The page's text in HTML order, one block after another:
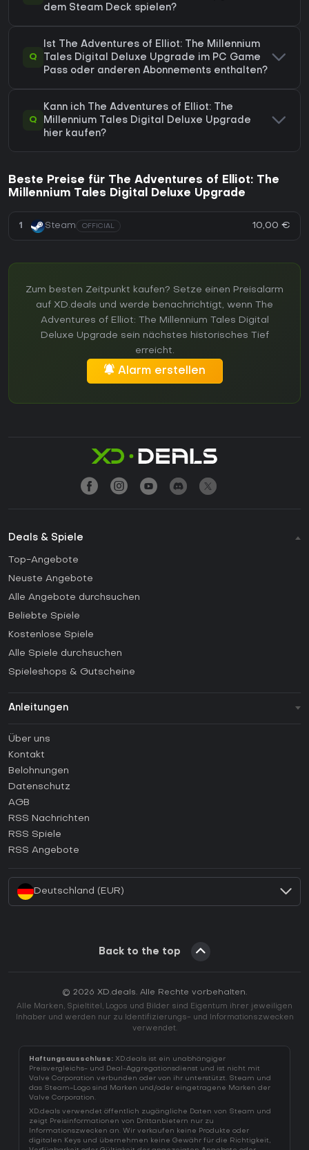
dem Steam Deck spielen?
Q
Ist The Adventures of Elliot: The Millennium
Tales Digital Deluxe Upgrade im PC Game
Pass oder anderen Abonnements enthalten?
Q
Kann ich The Adventures of Elliot: The
Millennium Tales Digital Deluxe Upgrade
hier kaufen?
Beste Preise für The Adventures of Elliot: The
Millennium Tales Digital Deluxe Upgrade
1 Steam OFFICIAL 10,00 €
Zum besten Zeitpunkt kaufen? Setze einen Preisalarm
auf XD.deals und werde benachrichtigt, wenn The
Adventures of Elliot: The Millennium Tales Digital
Deluxe Upgrade sein nächstes historisches Tief
erreicht.
Alarm erstellen
Deals & Spiele
Top-Angebote
Neuste Angebote
Alle Angebote durchsuchen
Beliebte Spiele
Kostenlose Spiele
Alle Spiele durchsuchen
Spieleshops & Gutscheine
Anleitungen
Anleitungen
Wie aktiviert man einen Steam CD Key?
Wie aktiviert man einen Epic Games CD Key?
Wie aktiviert man einen GOG CD Key?
Wie aktiviert man einen Ubisoft Connect CD Key?
Wie aktiviert man einen EA App CD Key?
Über uns
Kontakt
Belohnungen
Datenschutz
AGB
RSS Nachrichten
RSS Spiele
RSS Angebote
Deutschland (EUR)
Back to the top
© 2026 XD.deals. Alle Rechte vorbehalten.
Alle Marken, Spieltitel, Logos und Bilder sind Eigentum ihrer jeweiligen
Inhaber und werden nur zu Identifizierungs- und Informationszwecken
verwendet.
Haftungsausschluss: XD.deals ist ein unabhängiger
Preisvergleichs- und Deal-Aggregationsdienst und ist nicht mit
Valve Corporation verbunden oder von ihr unterstützt. Steam und
das Steam-Logo sind Marken und/oder eingetragene Marken der
Valve Corporation.
XD.deals verwendet öffentlich zugängliche Daten von Steam und
zeigt Preisinformationen von Drittanbietern nur zu
Informationszwecken an. Wir verkaufen keine Produkte oder
digitalen Keys und übernehmen keine Gewähr für die Richtigkeit,